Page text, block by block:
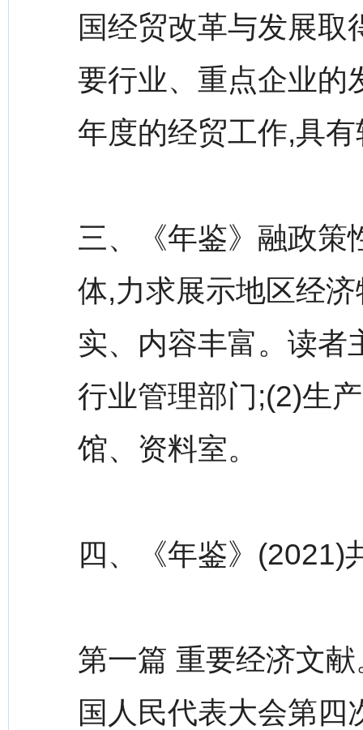
国经贸改革与发展
要行业、重点企业的
年度的经贸工作,具
三、《年鉴》融政策
体,力求展示地区经
实、内容丰富。读者
行业管理部门;(2)生
馆、资料室。
四、《年鉴》(2021)
第一篇 重要经济文
国人民代表大会第